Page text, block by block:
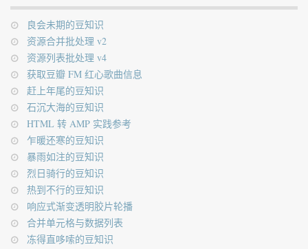
良会未期的豆知识
资源合并批处理 v2
资源列表批处理 v4
获取豆瓣 FM 红心歌曲信息
赶上年尾的豆知识
石沉大海的豆知识
HTML 转 AMP 实践参考
乍暖还寒的豆知识
暴雨如注的豆知识
烈日骑行的豆知识
热到不行的豆知识
响应式渐变透明胶片轮播
合并单元格与数据列表
冻得直哆嗦的豆知识